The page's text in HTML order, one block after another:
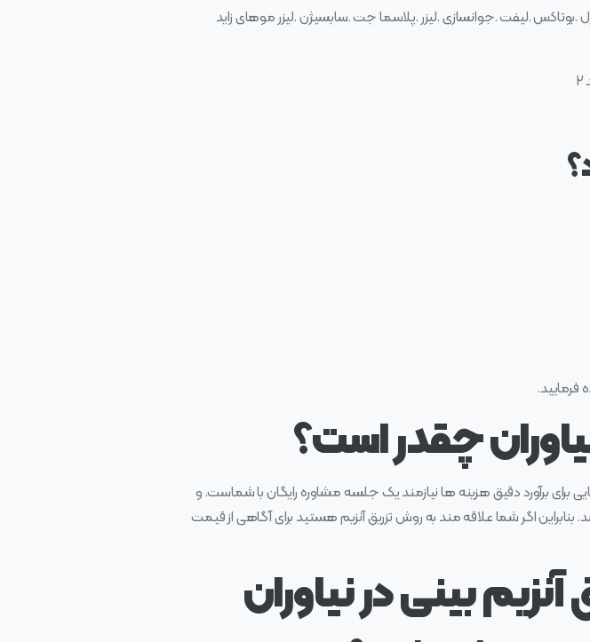
.لیفت .جوانسازی .لیزر .پلاسما جت .سابسیژن .لیزر موهای زاید
فرمایید.
چقدر است؟
برای برآورد دقیق هزینه ها نیازمند یک جلسه مشاوره رایگان با شماست. و
اگر شما علاقه مند به روش تزریق آنزیم هستید برای آگاهی از قیمت
آنزیم بینی در نیاوران